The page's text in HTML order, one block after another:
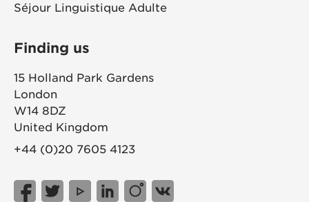
Séjour Linguistique Adulte
Finding us
15 Holland Park Gardens
London
W14 8DZ
United Kingdom
+44 (0)20 7605 4123